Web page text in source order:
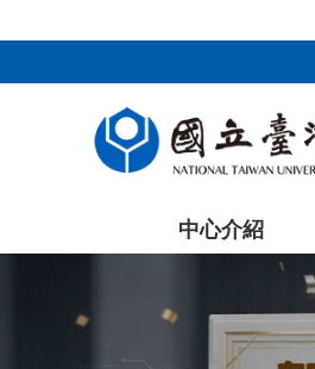
到
中心介紹